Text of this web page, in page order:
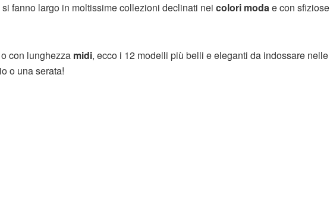
fanno largo in moltissime collezioni declinati nei colori modae con sfiziose
con lunghezza midi, ecco i 12 modelli più belli e eleganti da indossare nelle
o una serata!